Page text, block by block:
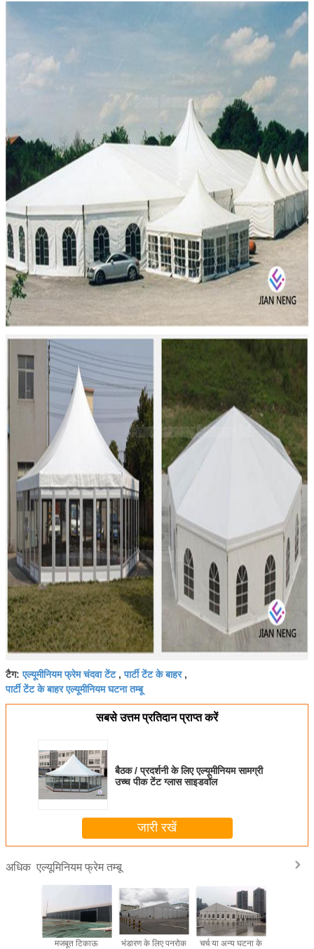
टैग:एल्यूमीनियम फ्रेम चंदवा टेंट,पार्टी टेंट के बाहर,
पार्टी टेंट के बाहर एल्यूमीनियम घटना तम्बू
सबसे उत्तम प्रतिदान प्राप्त करें
बैठक / प्रदर्शनी के लिए एल्यूमीनियम सामग्री
उच्च पीक टेंट ग्लास साइडवॉल
जारी रखें
अधिक एल्यूमिनियम फ्रेम तम्बू
मजबूत टिकाऊ
भंडारण के लिए पनरोक
चर्च या अन्य घटना के